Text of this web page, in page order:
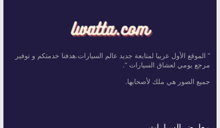
” الموقع الأول عربيا لمتابعة جديد عالم السيارات.هدفنا خدمتكم و توفير
مرجع يومي لعشاق السيارات “.
جميع الصور هي ملك لأصحابها.